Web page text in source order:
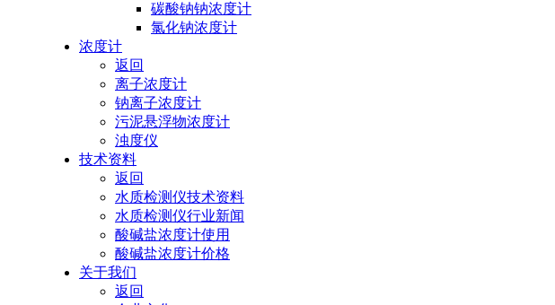
碳酸钠钠浓度计
氯化钠浓度计
浓度计
返回
离子浓度计
钠离子浓度计
污泥悬浮物浓度计
浊度仪
技术资料
返回
水质检测仪技术资料
水质检测仪行业新闻
酸碱盐浓度计使用
酸碱盐浓度计价格
关于我们
返回